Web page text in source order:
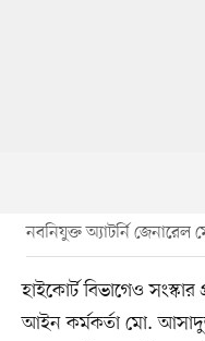
নবনিযুক্ত অ্যাটর্নি
হাইকোর্ট বিভাগেও
আইন কর্মকর্তা মো.